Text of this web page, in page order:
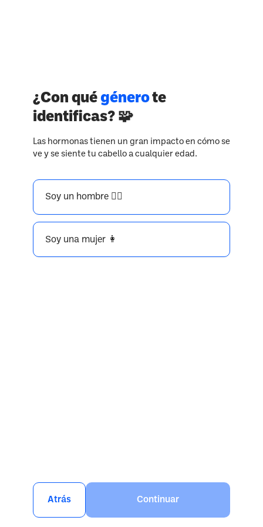
¿Con qué génerote
identificas? 🧩
Las hormonas tienen un gran impacto en cómo se
ve y se siente tu cabello a cualquier edad.
Soy un hombre 👱‍♂️
Soy una mujer 👩
Atrás Continuar